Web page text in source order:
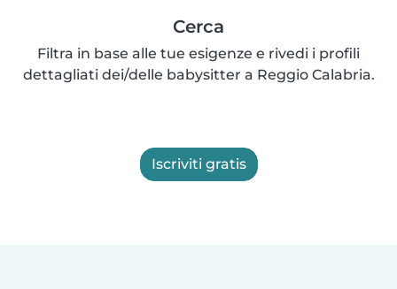
Cerca
Filtra in base alle tue esigenze e rivedi i profili
dettagliati dei/delle babysitter a Reggio Calabria.
Iscriviti gratis